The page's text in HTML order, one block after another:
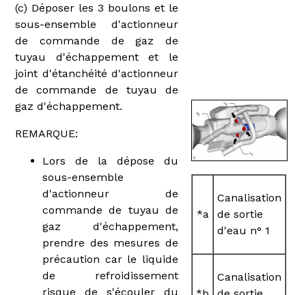
(c) Déposer les 3 boulons et le
sous-ensemble d'actionneur
de commande de gaz de
tuyau d'échappement et le
joint d'étanchéité d'actionneur
de commande de tuyau de
gaz d'échappement.
REMARQUE:
Lors de la dépose du
sous-ensemble
d'actionneur de
commande de tuyau de
gaz d'échappement,
prendre des mesures de
précaution car le liquide
de refroidissement
risque de s'écouler du
*a
Canalisation
de sortie
d'eau n° 1
Canalisation